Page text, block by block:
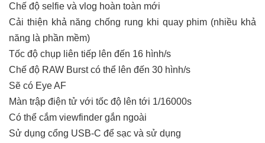
Chế độ selfie và vlog hoàn toàn mới
Cải thiện khả năng chống rung khi quay phim (nhiều khả
năng là phần mềm)
Tốc độ chụp liên tiếp lên đến 16 hình/s
Chế độ RAW Burst có thể lên đến 30 hình/s
Sẽ có Eye AF
Màn trập điện tử với tốc độ lên tới 1/16000s
Có thể cắm viewfinder gắn ngoài
Sử dụng cổng USB-C để sạc và sử dụng